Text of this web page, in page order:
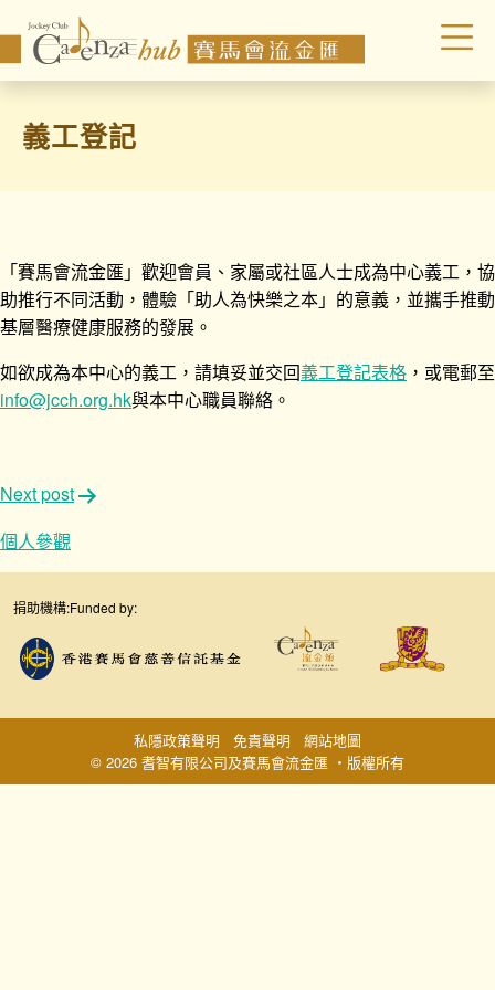
義工登記
「賽馬會流金匯」歡迎會員、家屬或社區人士成為中心義工，協
助推行不同活動，體驗「助人為快樂之本」的意義，並攜手推動
基層醫療健康服務的發展。
如欲成為本中心的義工，請填妥並交回義工登記表格 ，或電郵至
info@jcch.org.hk與本中心職員聯絡。
文
章
導
覽
Next post
個人參觀
捐助機構:Funded by:
© 2026 耆智有限公司及賽馬會流金匯 ‧版權所有
私隱政策聲明 免責聲明 網站地圖